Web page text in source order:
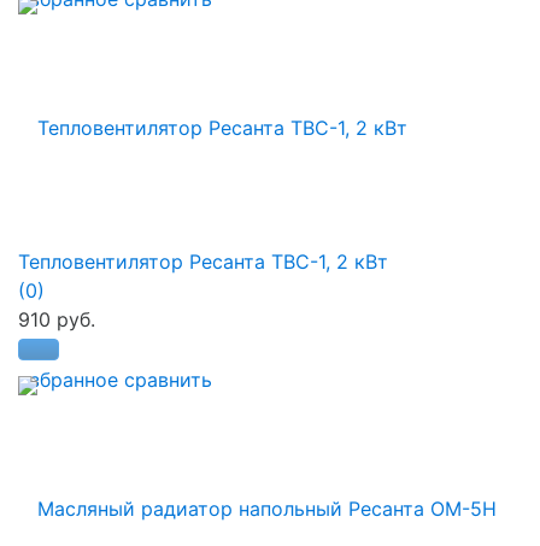
избранное сравнить
Тепловентилятор Ресанта ТВС-1, 2 кВт
(0)
910 руб.